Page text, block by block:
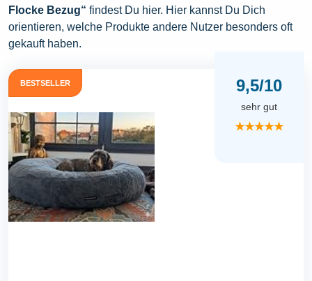
Flocke Bezug“ findest Du hier. Hier kannst Du Dich
orientieren, welche Produkte andere Nutzer besonders oft
gekauft haben.
BESTSELLER 9,5/10
sehr gut
★★★★★